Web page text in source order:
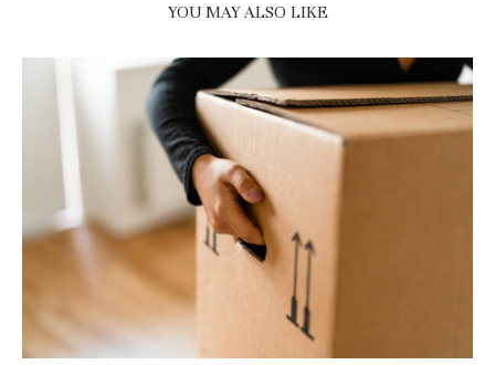
YOU MAY ALSO LIKE